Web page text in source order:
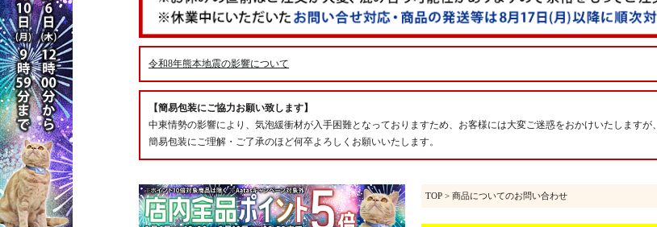
令和8年熊本地震の影響について
【簡易包装にご協力お願い致します】
中東情勢の影響により、気泡緩衝材が入手困難となっておりますため、お客様には大変ご迷惑をおかけいたしますが、
簡易包装にご理解・ご了承のほど何卒よろしくお願いいたします。
TOP > 商品についてのお問い合わせ